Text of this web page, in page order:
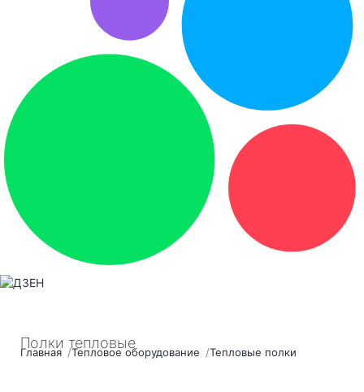
Полки тепловые
Главная Тепловое оборудование Тепловые полки